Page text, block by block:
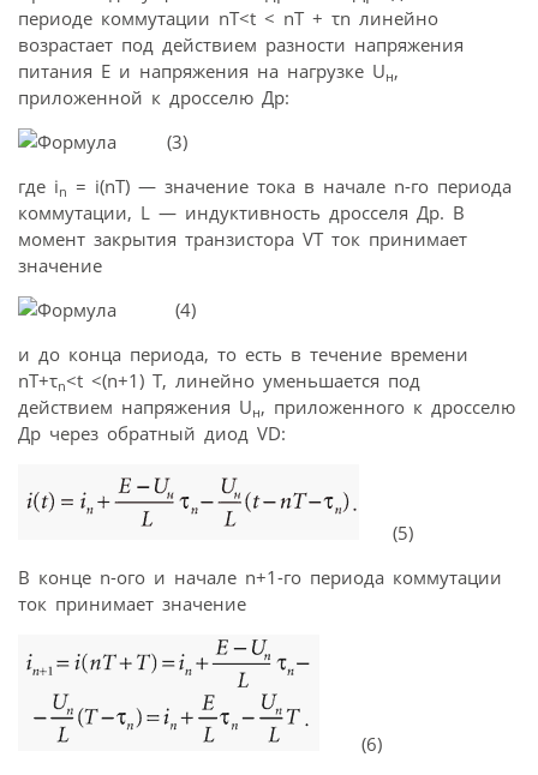
периоде коммутации nТ<t < nТ + τn линейно
возрастает под действием разности напряжения
питания E и напряжения на нагрузке Uн,
приложенной к дросселю Др:
(3)
где in = i(nТ) — значение тока в начале n-го периода
коммутации, L — индуктивность дросселя Др. В
момент закрытия транзистора VT ток принимает
значение
(4)
и до конца периода, то есть в течение времени
nT+τn<t <(n+1) T, линейно уменьшается под
действием напряжения Uн, приложенного к дросселю
Др через обратный диод VD:
(5)
В конце n-ого и начале n+1-го периода коммутации
ток принимает значение
(6)